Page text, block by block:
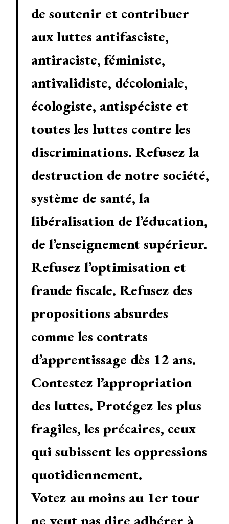
de soutenir et contribuer
aux luttes antifasciste,
antiraciste, féministe,
antivalidiste, décoloniale,
écologiste, antispéciste et
toutes les luttes contre les
discriminations. Refusez la
destruction de notre société,
système de santé, la
libéralisation de l’éducation,
de l’enseignement supérieur.
Refusez l’optimisation et
fraude fiscale. Refusez des
propositions absurdes
comme les contrats
d’apprentissage dès 12 ans.
Contestez l’appropriation
des luttes. Protégez les plus
fragiles, les précaires, ceux
qui subissent les oppressions
quotidiennement.
Votez au moins au 1er tour